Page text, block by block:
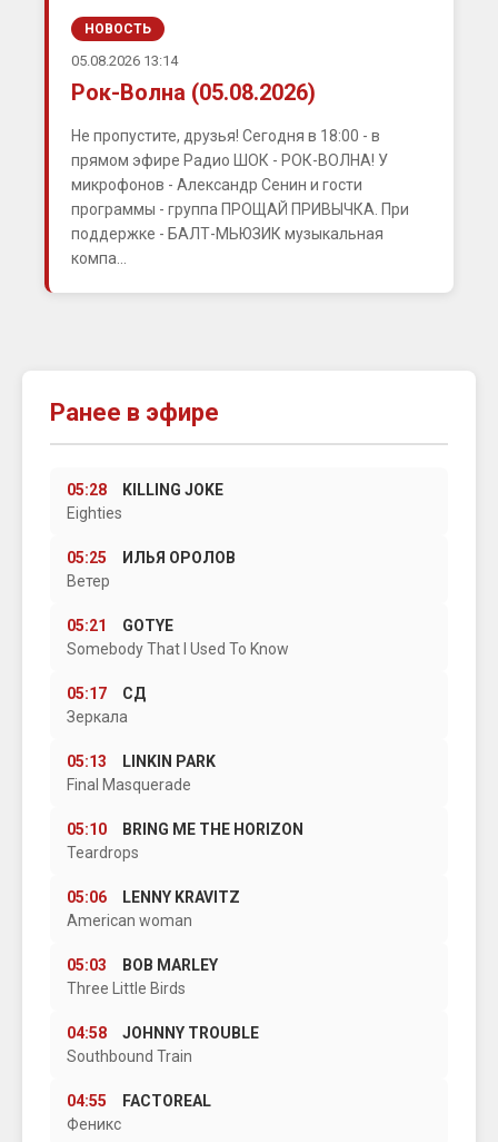
НОВОСТЬ
05.08.2026 13:14
Рок-Волна (05.08.2026)
Не пропустите, друзья! Сегодня в 18:00 - в
прямом эфире Радио ШОК - РОК-ВОЛНА! У
микрофонов - Александр Сенин и гости
программы - группа ПРОЩАЙ ПРИВЫЧКА. При
поддержке - БАЛТ-МЬЮЗИК музыкальная
компа...
Ранее в эфире
05:28
KILLING JOKE
Eighties
05:25
ИЛЬЯ ОРОЛОВ
Ветер
05:21
GOTYE
Somebody That I Used To Know
05:17
СД
Зеркала
05:13
LINKIN PARK
Final Masquerade
05:10
BRING ME THE HORIZON
Teardrops
05:06
LENNY KRAVITZ
American woman
05:03
BOB MARLEY
Three Little Birds
04:58
JOHNNY TROUBLE
Southbound Train
04:55
FACTOREAL
Феникс